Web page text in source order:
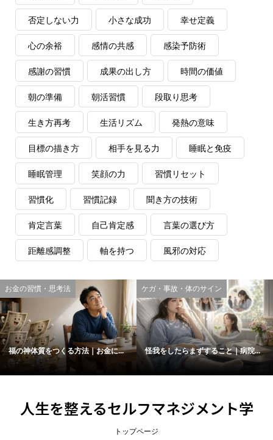
否定しない力 小さな成功 幸せ定義
心の余裕 感情の共感 感染予防術
感謝の習慣 成果の出し方 時間の価値
朝の準備 朝活習慣 段取り思考
生き方再考 生活リズム 発熱の意味
目標の描き方 相手を見る力 睡眠と免疫
睡眠管理 笑顔の力 習慣リセット
習慣化 習慣記録 聞き方の技術
肯定言葉 自己肯定感 言葉の選び方
距離感調整 軸を持つ 風邪の対応
お金の習慣・思考法
福の神体質をつくる方法｜お金に...
ケガ・事故・体のサイン
怪我をしたらまずすること｜病院...
人生を整えるセルフマネジメント学
トップページ